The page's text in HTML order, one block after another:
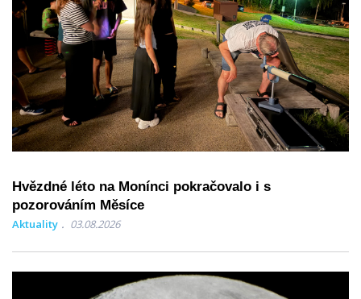
Hvězdné léto na Monínci pokračovalo i s
pozorováním Měsíce
Aktuality 03.08.2026